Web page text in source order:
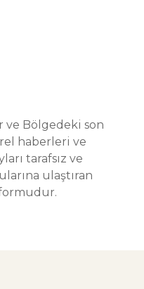
ve Bölgedeki son
haberleri ve
tarafsız ve
ulaştıran